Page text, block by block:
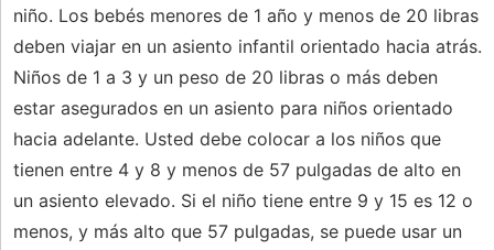
niño. Los bebés menores de 1 año y menos de 20 libras
deben viajar en un asiento infantil orientado hacia atrás.
Niños de 1 a 3 y un peso de 20 libras o más deben
estar asegurados en un asiento para niños orientado
hacia adelante. Usted debe colocar a los niños que
tienen entre 4 y 8 y menos de 57 pulgadas de alto en
un asiento elevado. Si el niño tiene entre 9 y 15 es 12 o
menos, y más alto que 57 pulgadas, se puede usar un